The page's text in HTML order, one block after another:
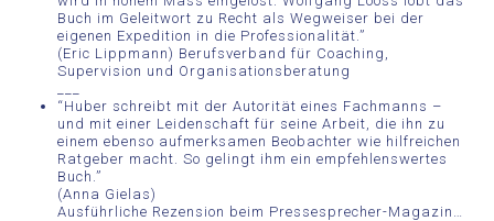
Buch im Geleitwort zu Recht als Wegweiser bei der
eigenen Expedition in die Professionalität.”
(Eric Lippmann) Berufsverband für Coaching,
Supervision und Organisationsberatung
“Huber schreibt mit der Autorität eines Fachmanns –
und mit einer Leidenschaft für seine Arbeit, die ihn zu
einem ebenso aufmerksamen Beobachter wie hilfreichen
Ratgeber macht. So gelingt ihm ein empfehlenswertes
Buch.”
(Anna Gielas)
Ausführliche Rezension beim Pressesprecher-Magazin…